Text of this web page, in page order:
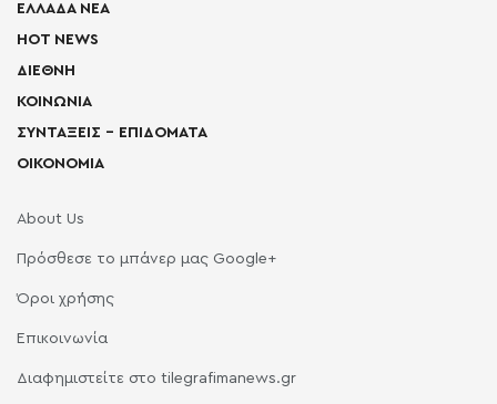
ΕΛΛΑΔΑ ΝΕΑ
HOT NEWS
ΔΙΕΘΝΗ
ΚΟΙΝΩΝΙΑ
ΣΥΝΤΑΞΕΙΣ – ΕΠΙΔΟΜΑΤΑ
ΟΙΚΟΝΟΜΙΑ
About Us
Πρόσθεσε το μπάνερ μας Google+
Όροι χρήσης
Επικοινωνία
Διαφημιστείτε στο tilegrafimanews.gr